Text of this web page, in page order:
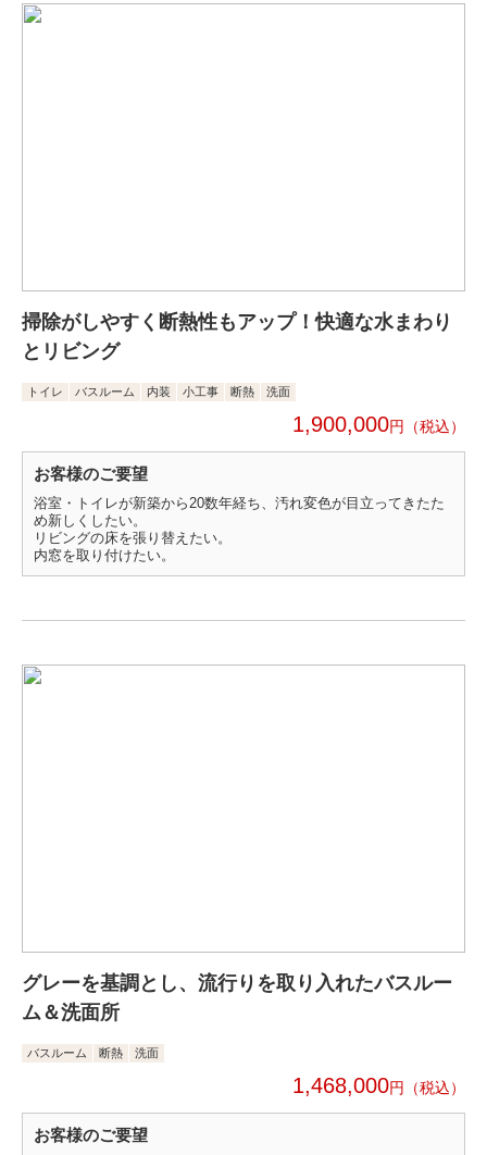
掃除がしやすく断熱性もアップ！快適な水まわり
とリビング
トイレ バスルーム 内装 小工事 断熱 洗面
1,900,000円
お客様のご要望
浴室・トイレが新築から20数年経ち、汚れ変色が目立ってきたた
め新しくしたい。
リビングの床を張り替えたい。
内窓を取り付けたい。
グレーを基調とし、流行りを取り入れたバスルー
ム＆洗面所
バスルーム 断熱 洗面
1,468,000円
お客様のご要望